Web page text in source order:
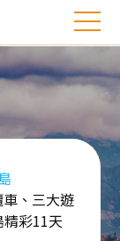
、三大遊
彩11天